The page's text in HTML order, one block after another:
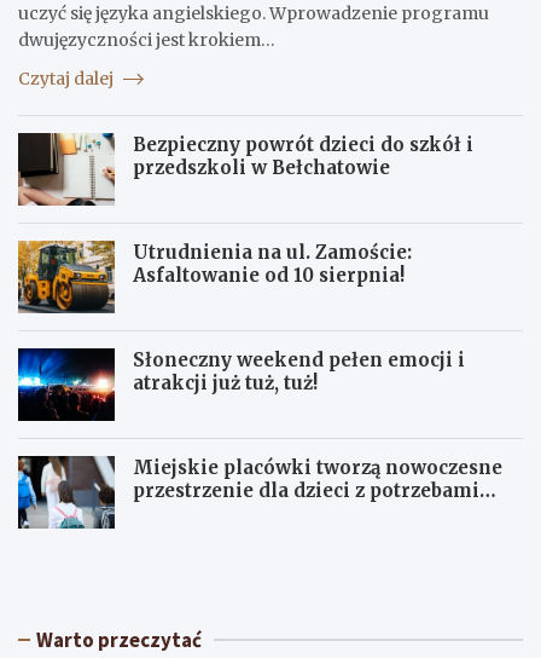
uczyć się języka angielskiego. Wprowadzenie programu
dwujęzyczności jest krokiem…
Czytaj dalej
Bezpieczny powrót dzieci do szkół i
przedszkoli w Bełchatowie
Utrudnienia na ul. Zamoście:
Asfaltowanie od 10 sierpnia!
Słoneczny weekend pełen emocji i
atrakcji już tuż, tuż!
Miejskie placówki tworzą nowoczesne
przestrzenie dla dzieci z potrzebami
S
c
U
w Warto przeczytać